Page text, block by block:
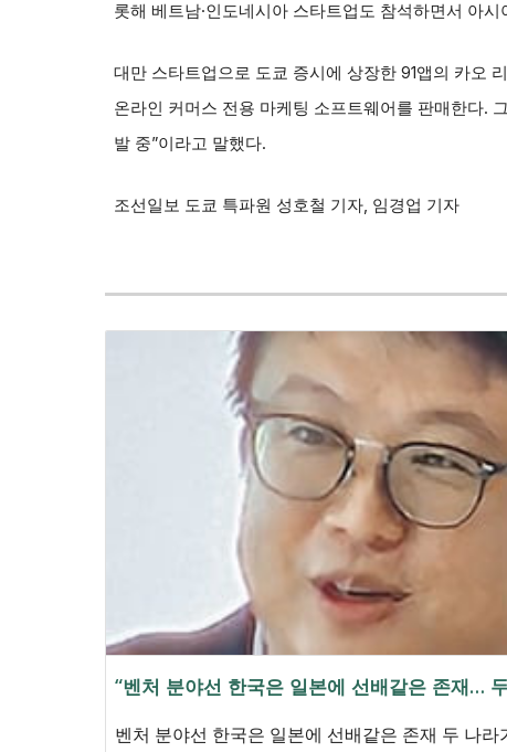
롯해 베트남·인도네시아 스타트업도 참석하면서 아
대만 스타트업으로 도쿄 증시에 상장한 91앱의 카오
온라인 커머스 전용 마케팅 소프트웨어를 판매한다.
발 중”이라고 말했다.
조선일보 도쿄 특파원 성호철 기자, 임경업 기자
“벤처 분야선 한국은 일본에 선배같은 존재…
벤처 분야선 한국은 일본에 선배같은 존재 두 나